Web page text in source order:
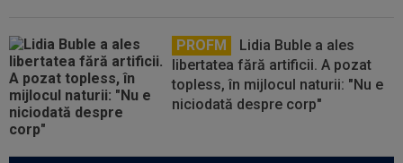
PROFM
Lidia Buble a ales
libertatea fără artificii. A pozat
topless, în mijlocul naturii: "Nu e
niciodată despre corp"